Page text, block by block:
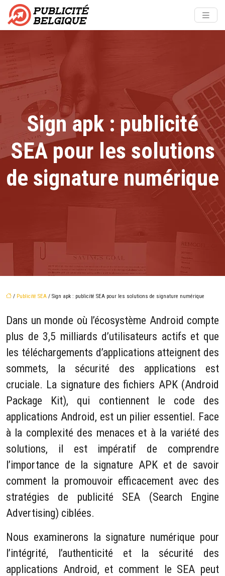
Sign apk : publicité
SEA pour les solutions
de signature numérique
/ Publicité SEA / Sign apk : publicité SEA pour les solutions de signature numérique
Dans un monde où l’écosystème Android compte
plus de 3,5 milliards d’utilisateurs actifs et que
les téléchargements d’applications atteignent des
sommets, la sécurité des applications est
cruciale. La signature des fichiers APK (Android
Package Kit), qui contiennent le code des
applications Android, est un pilier essentiel. Face
à la complexité des menaces et à la variété des
solutions, il est impératif de comprendre
l’importance de la signature APK et de savoir
comment la promouvoir efficacement avec des
stratégies de publicité SEA (Search Engine
Advertising) ciblées.
Nous examinerons la signature numérique pour
l’intégrité, l’authenticité et la sécurité des
applications Android, et comment le SEA peut